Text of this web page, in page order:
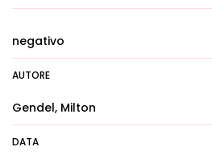
negativo
AUTORE
Gendel, Milton
DATA